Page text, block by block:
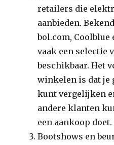
retailers die
aanbieden.
bol.com, Coolblue
vaak een selectie
beschikbaar. Het
winkelen is dat
kunt vergelijken
andere klanten
een aankoop doet.
Bootshows en